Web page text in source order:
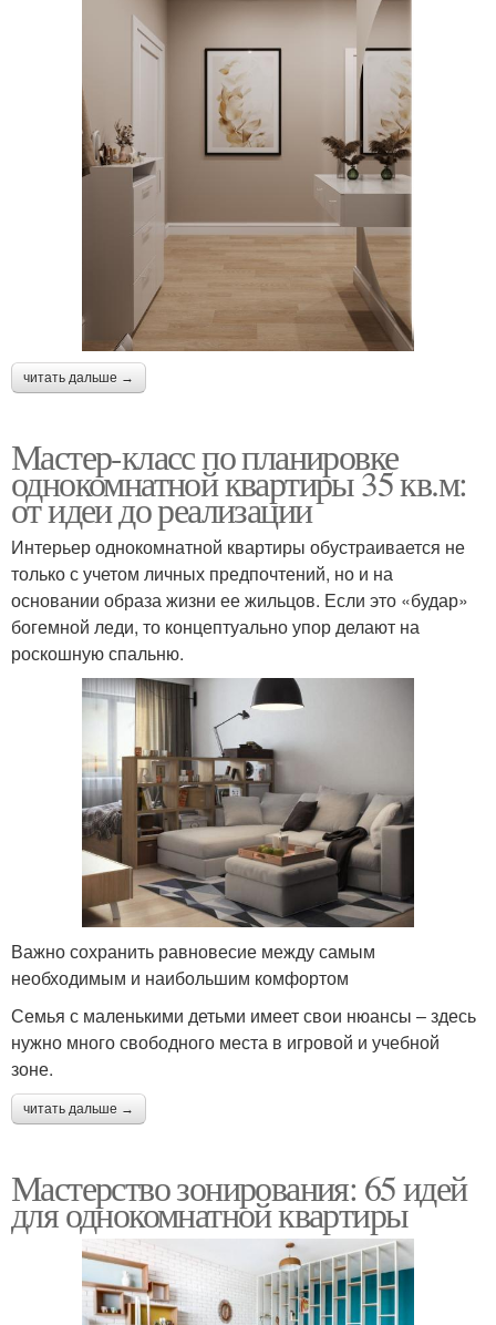
читать дальше →
Мастер-класс по планировке
однокомнатной квартиры 35 кв.м:
от идеи до реализации
Интерьер однокомнатной квартиры обустраивается не
только с учетом личных предпочтений, но и на
основании образа жизни ее жильцов. Если это «будар»
богемной леди, то концептуально упор делают на
роскошную спальню.
Важно сохранить равновесие между самым
необходимым и наибольшим комфортом
Семья с маленькими детьми имеет свои нюансы – здесь
нужно много свободного места в игровой и учебной
зоне.
читать дальше →
Мастерство зонирования: 65 идей
для однокомнатной квартиры